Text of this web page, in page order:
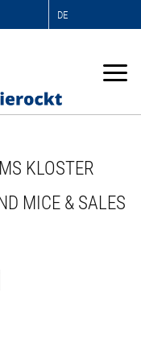
DE
KLOSTER
MICE & SALES